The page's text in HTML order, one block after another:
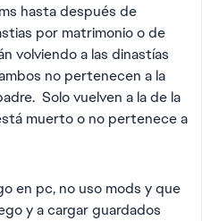
hasta después de
por matrimonio o de
volviendo a las dinastías
no pertenecen a la
Solo vuelven a la de la
muerto o no pertenece a
en pc, no uso mods y que
y a cargar guardados